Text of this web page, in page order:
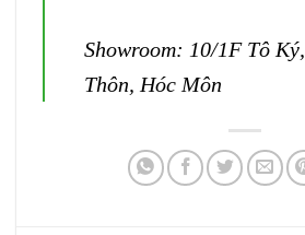
Showroom: 10/1F Tô
Thôn, Hóc Môn